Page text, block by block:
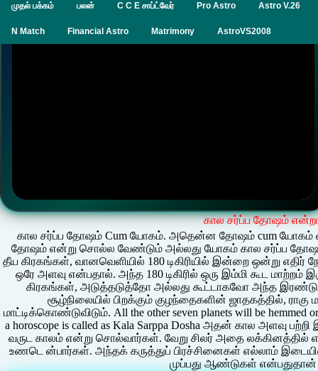
முதல் பக்கம் பலன் C C E சாப்ட்வேர் Pro Astro Astro V.26
N Match Financial Astro Matrimony AstroVS2008
கால சர்ப்ப தோஷம்
கால சர்ப்ப தோஷம் Cum யோகம். அதென்ன தோஷம் cum யோகம்
தோஷம் என்று சொல்ல வேண்டும் அல்லது யோகம் கால சர்ப்ப
தீய கிரகங்கள், வானவெளியில் 180 டிகிரியில் இன்றை ஒன்று எதிர்
ஒரே அளவு என்பதால். அந்த 180 டிகிரில் ஒரு இம்மி கூட
கிரகங்கள், அடுத்தடுத்தோ அல்லது கூட்டாகவோ அந்த இரண்டு
சூழ்நிலையில் பிறக்கும் குழந்தைகளின் ஜாதகத்தில்,
மாட்டிக்கொண்டுவிடும். All the other seven planets will be hemmed
a horoscope is called as Kala Sarppa Dosha அதன் கால அளவு
வருட காலம் என்று சொல்வார்கள். வேறு சிலர் அதை
உணடெ ன்பார்கள். அந்தக் கருத்துப் பிரச்சினைகள் எல்லாம்
முப்பது ஆண்டுகள்